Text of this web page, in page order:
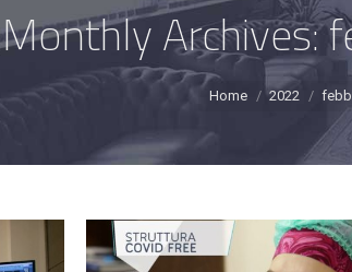
Monthly Archives:
Home 2022